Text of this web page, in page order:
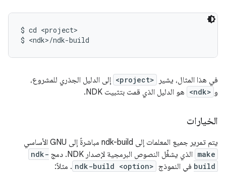
$ cd <project>
في هذا المثال، يشير <project> إلى الدليل الجذري للمشروع،
و <ndk> هو الدليل الذي قمت بتثبيت NDK.
الخيارات
يتم تمرير جميع المعلمات إلى ndk-build مباشرةً إلى GNU الأساسي
make الذي يشغِّل النصوص البرمجية لإصدار NDK. دمج
ndk-
build في النموذج ndk-build <option> . مثلاً: